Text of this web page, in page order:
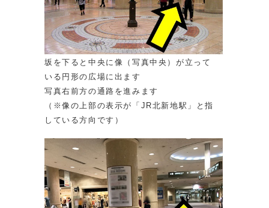
坂を下ると中央に像（写真中央）が立って
いる円形の広場に出ます
写真右前方の通路を進みます
（※像の上部の表示が「JR北新地駅」と指
している方向です）